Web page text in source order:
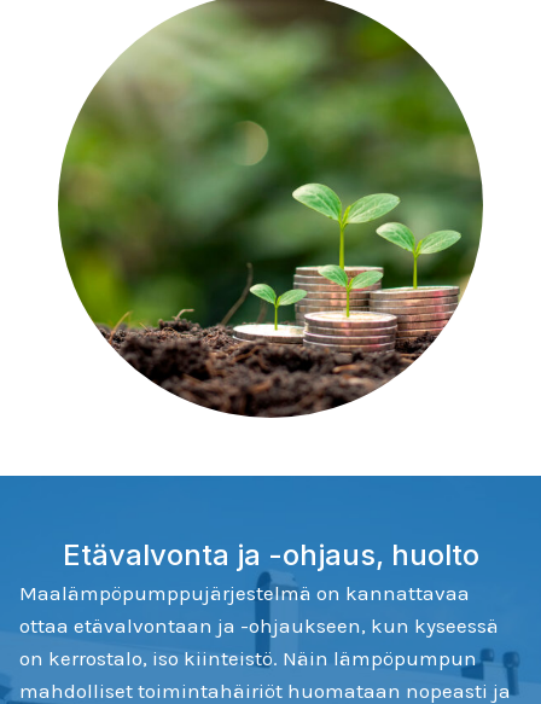
Etävalvonta ja -ohjaus, huolto
Maalämpöpumppujärjestelmä on kannattavaa
ottaa etävalvontaan ja -ohjaukseen, kun kyseessä
on kerrostalo, iso kiinteistö. Näin lämpöpumpun
mahdolliset toimintahäiriöt huomataan nopeasti ja